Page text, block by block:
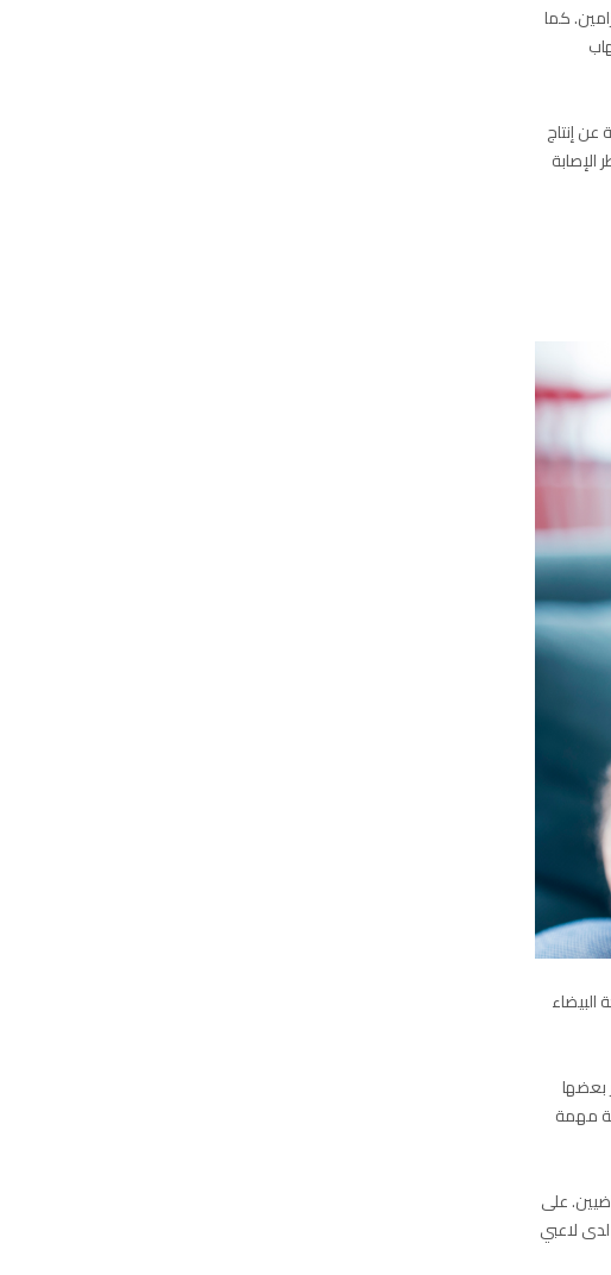
كما
عن إنتاج
الإصابة
بعضها
مهمة
على
الغضروف لدى لاعبي